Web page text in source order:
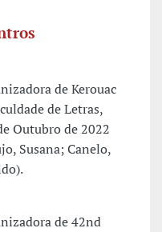
de Kerouac
de Letras,
Outubro de 2022
Susana; Canelo,
de 42nd